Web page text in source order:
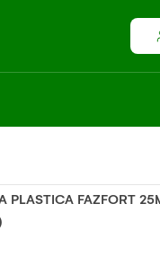
PLASTICA FAZFORT